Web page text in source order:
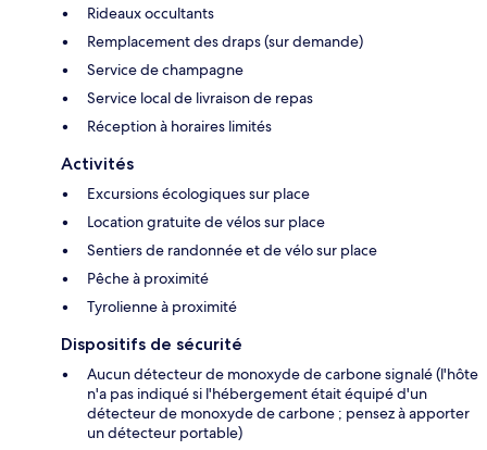
Rideaux occultants
Remplacement des draps (sur demande)
Service de champagne
Service local de livraison de repas
Réception à horaires limités
Activités
Excursions écologiques sur place
Location gratuite de vélos sur place
Sentiers de randonnée et de vélo sur place
Pêche à proximité
Tyrolienne à proximité
Dispositifs de sécurité
Aucun détecteur de monoxyde de carbone signalé (l'hôte
n'a pas indiqué si l'hébergement était équipé d'un
détecteur de monoxyde de carbone ; pensez à apporter
un détecteur portable)